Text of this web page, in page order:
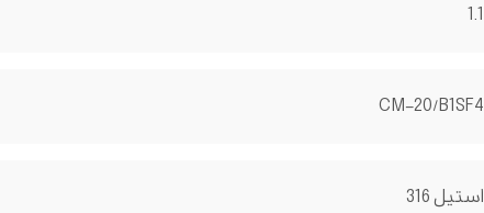
1.1
CM-20/B1SF4
استیل 316